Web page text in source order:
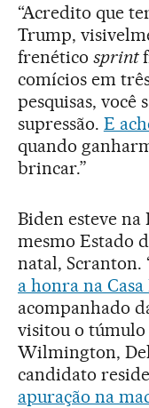
“Acredito que
Trump,
frenético sprint
comícios em
pesquisas, você
supressão. E
quando
brincar.”
Biden esteve
mesmo Estado
natal, Scranton.
a honra na
acompanhado
visitou o túmulo
Wilmington,
candidato
apuração na